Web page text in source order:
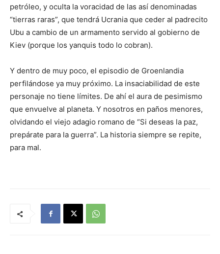
petróleo, y oculta la voracidad de las así denominadas
“tierras raras”, que tendrá Ucrania que ceder al padrecito
Ubu a cambio de un armamento servido al gobierno de
Kiev (porque los yanquis todo lo cobran).
Y dentro de muy poco, el episodio de Groenlandia
perfilándose ya muy próximo. La insaciabilidad de este
personaje no tiene límites. De ahí el aura de pesimismo
que envuelve al planeta. Y nosotros en paños menores,
olvidando el viejo adagio romano de “Si deseas la paz,
prepárate para la guerra”. La historia siempre se repite,
para mal.